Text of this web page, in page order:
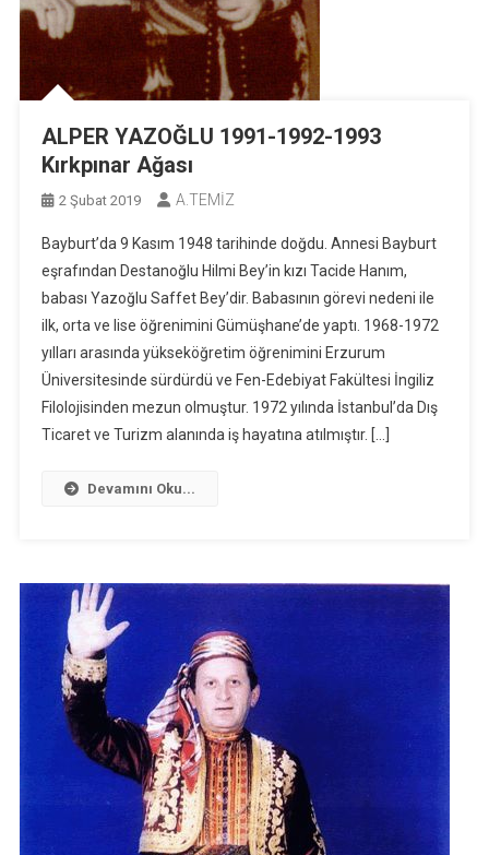
ALPER YAZOĞLU 1991-1992-1993
Kırkpınar Ağası
2 Şubat 2019 A.TEMİZ
Bayburt’da 9 Kasım 1948 tarihinde doğdu. Annesi Bayburt
eşrafından Destanoğlu Hilmi Bey’in kızı Tacide Hanım,
babası Yazoğlu Saffet Bey’dir. Babasının görevi nedeni ile
ilk, orta ve lise öğrenimini Gümüşhane’de yaptı. 1968-1972
yılları arasında yükseköğretim öğrenimini Erzurum
Üniversitesinde sürdürdü ve Fen-Edebiyat Fakültesi İngiliz
Filolojisinden mezun olmuştur. 1972 yılında İstanbul’da Dış
Ticaret ve Turizm alanında iş hayatına atılmıştır. […]
Devamını Oku...